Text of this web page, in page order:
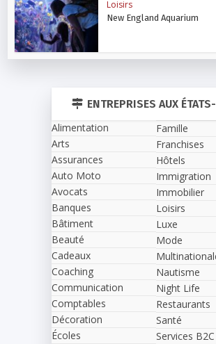
Loisirs
New England Aquarium
ENTREPRISES AUX
Alimentation
Arts
Assurances
Auto Moto
Avocats
Banques
Bâtiment
Beauté
Cadeaux
Coaching
Communication
Comptables
Décoration
Écoles
Famille
Franchises
Hôtels
Immigration
Immobilier
Loisirs
Luxe
Mode
Nautisme
Night Life
Restaurants
Santé
Services B2C